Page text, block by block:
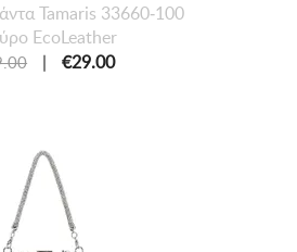
Tamaris 33660-100
EcoLeather
| €29.00